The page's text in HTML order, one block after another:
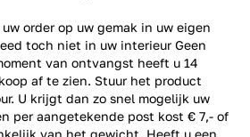
order op uw gemak in uw eigen
toch niet in uw interieur Geen
van ontvangst heeft u 14
af te zien. Stuur het product
U krijgt dan zo snel mogelijk uw
per aangetekende post kost € 7,- of
van het gewicht. Heeft u een